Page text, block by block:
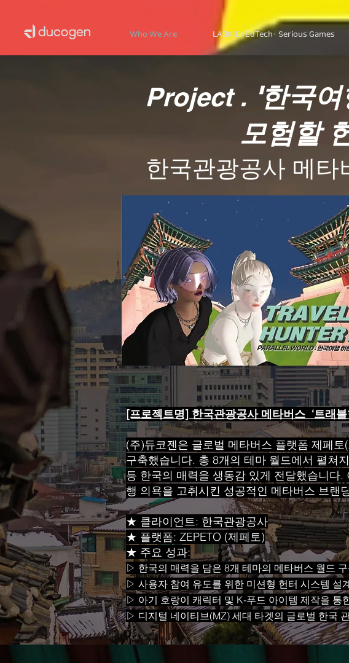
Who We Are LABKID: EdTech· Serious Games
Project . '한국
모험할
한국관광공사 메타
[프로젝트명] 한국관광공사 메타버스 ‘트래블
(주)듀코젠은 글로벌 메타버스 플랫폼 제페토
구축했습니다. 총 8개의 테마 월드에서 펼쳐
등 한국의 매력을 생동감 있게 전달했습니다
행 의욕을 고취시킨 성공적인 메타버스 브랜
★ 클라이언트: 한국관광공사
★ 플랫폼: ZEPETO (제페토)
★ 주요 성과:
▷ 한국의 매력을 담은 8개 테마의 메타버스 월드
▷ 사용자 참여 유도를 위한 미션형 헌터 시스템 설
▷ 아기 호랑이 캐릭터 및 K-푸드 아이템 제작을 통
▷ 디지털 네이티브(MZ) 세대 타겟의 글로벌 한국